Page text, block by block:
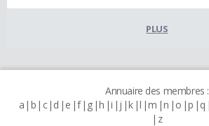
PLUS
Annuaire des membres :
a b c d e f g h i j k l m n o p q
z